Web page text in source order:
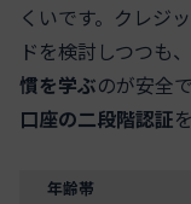
くいです。クレジ
ドを検討しつつも
慣を学ぶのが安全
口座の二段階認証
年齢帯